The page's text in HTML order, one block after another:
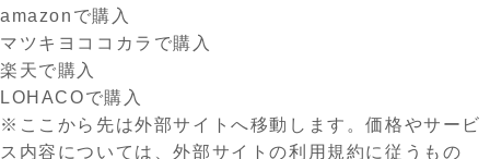
amazonで購入
マツキヨココカラで購入
楽天で購入
LOHACOで購入
※ここから先は外部サイトへ移動します。価格やサービ
ス内容については、外部サイトの利用規約に従うもの